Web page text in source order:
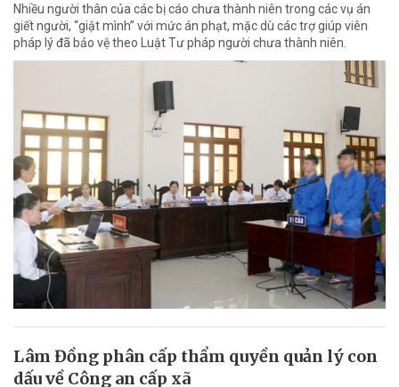
Nhiều người thân của các bị cáo chưa thành niên trong các vụ án
giết người, “giật mình” với mức án phạt, mặc dù các trợ giúp viên
pháp lý đã bảo vệ theo Luật Tư pháp người chưa thành niên.
Lâm Đồng phân cấp thẩm quyền quản lý con
dấu về Công an cấp xã